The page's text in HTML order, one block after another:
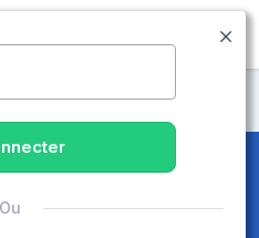
MENU
et EHPAD
(12500)
Ou